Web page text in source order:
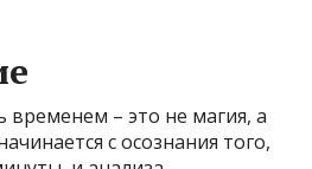
временем – это не магия, а
с осознания того,